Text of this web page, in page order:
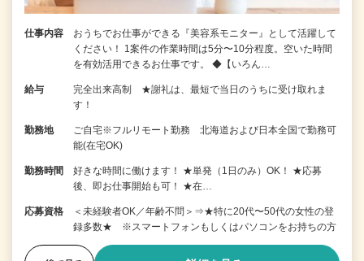
仕事内容
おうちでお仕事ができる『美容系モニター』として活躍して
ください！ 1案件の作業時間は5分〜10分程度。空いた時間
を有効活用できるお仕事です。 ◆【いろん…
給与
完全出来高制 ★謝礼は、最短で当日のうちに受け取れま
す！
勤務地
ご自宅※フルリモート勤務 北海道および日本全国で勤務可
能(在宅OK)
勤務時間
好きな時間に働けます！ ★単発（1日のみ）OK！ ★応募
後、即お仕事開始も可！ ★在…
応募資格
＜未経験者OK／年齢不問＞⇒★特に20代〜50代の女性の登
録多数★ ※スマートフォンもしくはパソコンをお持ちの方